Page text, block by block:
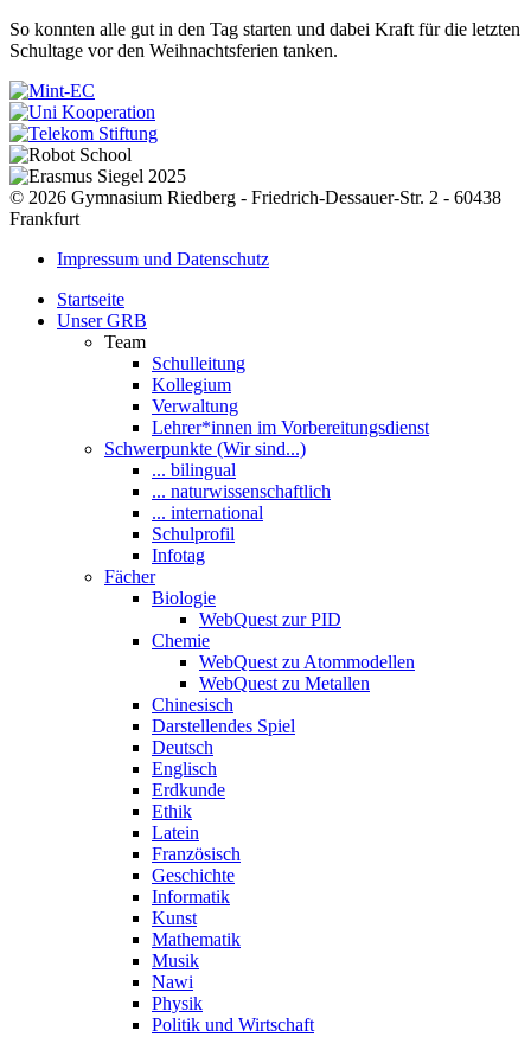
So konnten alle gut in den Tag starten und dabei Kraft für die letzten
Schultage vor den Weihnachtsferien tanken.
© 2026 Gymnasium Riedberg - Friedrich-Dessauer-Str. 2 - 60438
Frankfurt
Impressum und Datenschutz
Startseite
Unser GRB
Team
Schulleitung
Kollegium
Verwaltung
Lehrer*innen im Vorbereitungsdienst
Schwerpunkte (Wir sind...)
... bilingual
... naturwissenschaftlich
... international
Schulprofil
Infotag
Fächer
Biologie
WebQuest zur PID
Chemie
WebQuest zu Atommodellen
WebQuest zu Metallen
Chinesisch
Darstellendes Spiel
Deutsch
Englisch
Erdkunde
Ethik
Latein
Französisch
Geschichte
Informatik
Kunst
Mathematik
Musik
Nawi
Physik
Politik und Wirtschaft